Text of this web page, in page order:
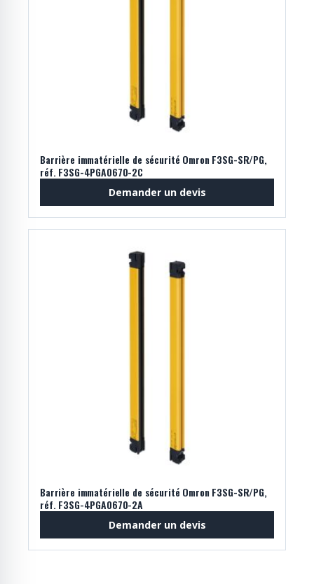
Barrière immatérielle de sécurité Omron F3SG-SR/PG,
réf. F3SG-4PGA0670-2C
Demander un devis
Barrière immatérielle de sécurité Omron F3SG-SR/PG,
réf. F3SG-4PGA0670-2A
Demander un devis